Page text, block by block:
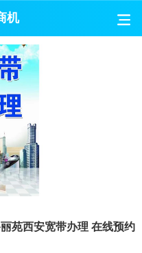
机
苑西安宽带办理 在线预约